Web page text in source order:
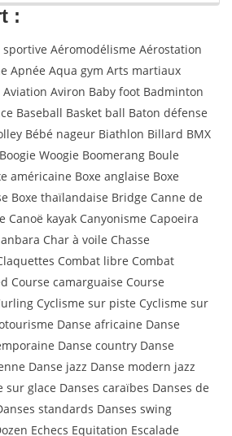
:
Aéromodélisme Aérostation
Apnée Aqua gym Arts martiaux
Aviron Baby foot Badminton
Baseball Basket ball Baton défense
Bébé nageur Biathlon Billard BMX
Woogie Boomerang Boule
américaine Boxe anglaise Boxe
Boxe thaïlandaise Bridge Canne de
Canoë kayak Canyonisme Capoeira
Char à voile Chasse
Combat libre Combat
Course camarguaise Course
Cyclisme sur piste Cyclisme sur
Danse africaine Danse
Danse country Danse
Danse jazz Danse modern jazz
sur glace Danses caraïbes Danses de
standards Danses swing
Echecs Equitation Escalade